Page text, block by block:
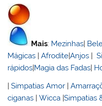
Mais: Mezinhas
Mágicas |Afrodite|Anjos |
rápidos Magia das Fadas
|Simpatias Amor |
ciganas |Wicca |Simpatias